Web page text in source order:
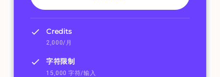
Credits
2,000/月
字符限制
15,000 字符/输入